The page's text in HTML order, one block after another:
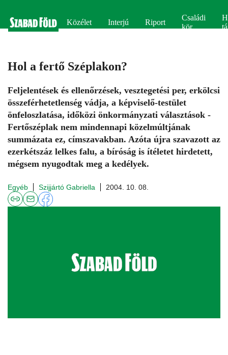
Közélet Interjú Riport
Családi
kör
Hol a fertő Széplakon?
Feljelentések és ellenőrzések, vesztegetési per, erkölcsi
összeférhetetlenség vádja, a képviselő-testület
önfeloszlatása, időközi önkormányzati választások -
Fertőszéplak nem mindennapi közelmúltjának
summázata ez, címszavakban. Azóta újra szavazott az
ezerkétszáz lelkes falu, a bíróság is ítéletet hirdetett,
mégsem nyugodtak meg a kedélyek.
Egyéb Szijjártó Gabriella 2004. 10. 08.